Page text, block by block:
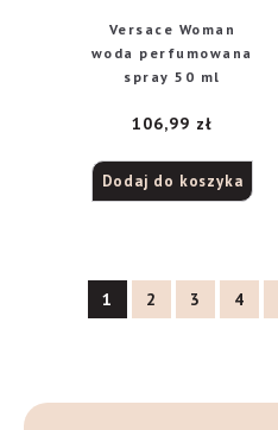
Versace Woman
woda perfumowana
spray 50 ml
106,99 zł
Dodaj do koszyka
1 2 3 4